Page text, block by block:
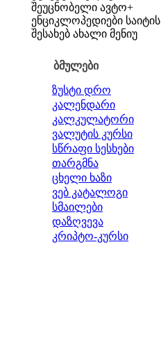
შეუცნობელი ავტო+
ენციკლოპედიები საიტის
შესახებ ახალი მენიუ
ბმულები
ზუსტი დრო
კალენდარი
კალკულატორი
ვალუტის კურსი
სწრაფი სესხები
თარგმნა
ცხელი ხაზი
ვებ კატალოგი
სმაილები
დაზღვევა
კრიპტო-კურსი